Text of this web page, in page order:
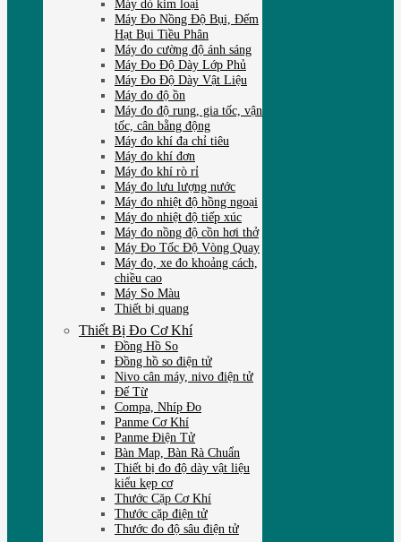
Máy dò kim loại
Máy Đo Nồng Độ Bụi, Đếm
Hạt Bụi Tiều Phân
Máy đo cường độ ánh sáng
Máy Đo Độ Dày Lớp Phủ
Máy Đo Độ Dày Vật Liệu
Máy đo độ ồn
Máy đo độ rung, gia tốc, vận
tốc, cân bằng động
Máy đo khí đa chỉ tiêu
Máy đo khí đơn
Máy đo khí rò rỉ
Máy đo lưu lượng nước
Máy đo nhiệt độ hồng ngoại
Máy đo nhiệt độ tiếp xúc
Máy đo nồng độ cồn hơi thở
Máy Đo Tốc Độ Vòng Quay
Máy đo, xe đo khoảng cách,
chiều cao
Máy So Màu
Thiết bị quang
Thiết Bị Đo Cơ Khí
Đồng Hồ So
Đồng hồ so điện tử
Nivo cân máy, nivo điện tử
Đế Từ
Compa, Nhíp Đo
Panme Cơ Khí
Panme Điện Tử
Bàn Map, Bàn Rà Chuẩn
Thiết bị đo độ dày vật liệu
kiểu kẹp cơ
Thước Cặp Cơ Khí
Thước cặp điện tử
Thước đo độ sâu điện tử